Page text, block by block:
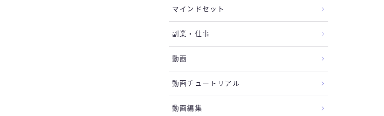
マインドセット
副業・仕事
動画
動画チュートリアル
動画編集